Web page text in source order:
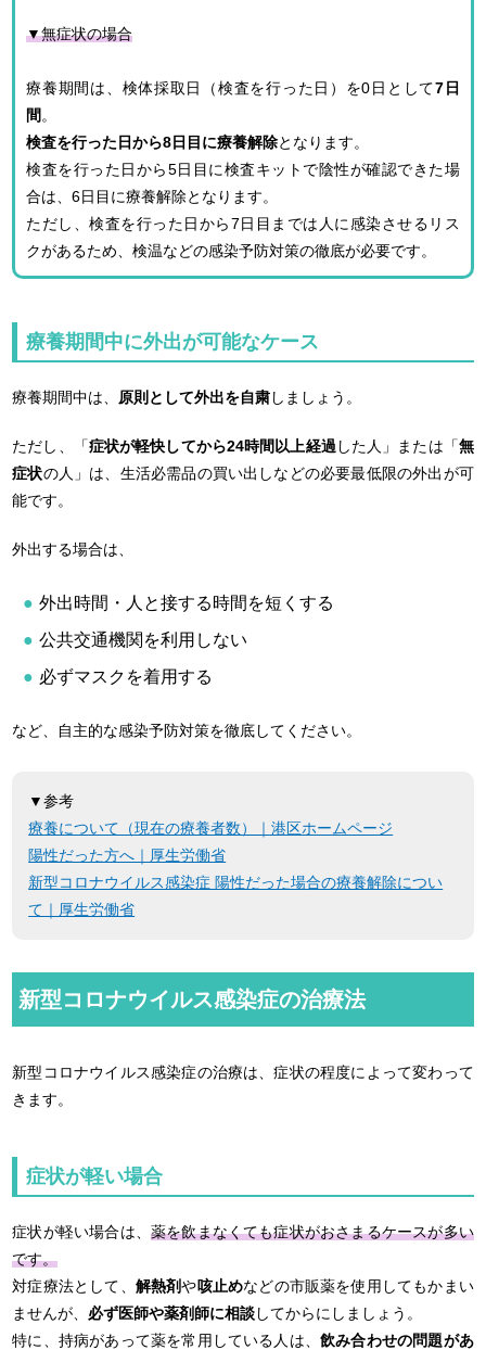
▼無症状の場合
療養期間は、検体採取日（検査を行った日）を0日として7日
間。
検査を行った日から8日目に療養解除となります。
検査を行った日から5日目に検査キットで陰性が確認できた場
合は、6日目に療養解除となります。
ただし、検査を行った日から7日目までは人に感染させるリス
クがあるため、検温などの感染予防対策の徹底が必要です。
療養期間中に外出が可能なケース
療養期間中は、 原則として外出を自粛しましょう。
ただし、「症状が軽快してから24時間以上経過 した人」または「無
症状の人」は、生活必需品の買い出しなどの必要最低限の外出が可
能です。
外出する場合は、
外出時間・人と接する時間を短くする
公共交通機関を利用しない
必ずマスクを着用する
など、自主的な感染予防対策を徹底してください。
▼参考
療養について（現在の療養者数）｜港区ホームページ
陽性だった方へ｜厚生労働省
新型コロナウイルス感染症 陽性だった場合の療養解除につい
て｜厚生労働省
新型コロナウイルス感染症の治療法
新型コロナウイルス感染症の治療は、症状の程度によって変わって
きます。
症状が軽い場合
症状が軽い場合は、 薬を飲まなくても症状がおさまるケースが多い
です。
対症療法として、 解熱剤や咳止めなどの市販薬を使用してもかまい
ませんが、 必ず医師や薬剤師に相談してからにしましょう。
特に、持病があって薬を常用している人は、飲み合わせの問題があ